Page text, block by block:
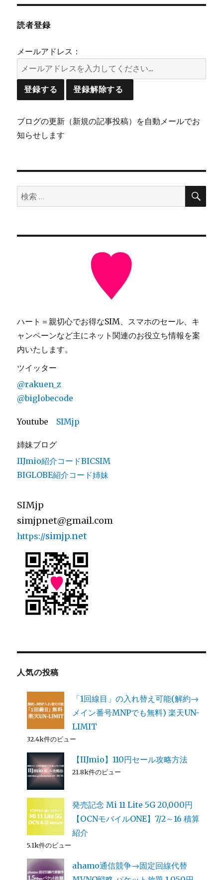
読者登録
メールアドレス：
ブログの更新（新規の記事投稿）を自動メールでお
知らせします
検
索:
検
ハート＝親切心でお得なSIM、スマホのセール、キ
ャンペーンなど主にネット関連のお役立ち情報を案
内いたします。
ツイッター
@rakuen_z
@biglobecode
Youtube SIMjp
姉妹ブログ
IIJmio紹介コードBICSIM
BIGLOBE紹介コード姉妹
SIMjp
simjpnet@gmail.com
https://simjp.net
人気の投稿
「1回線目」の入れ替え可能(解約→
メイン番号MNPでも無料) 楽天UN-
LIMIT
32.4k件のビュー
【IIJmio】110円セール攻略方法
21.8k件のビュー
発売記念 Mi 11 Lite 5G 20,000円
【OCNモバイルONE】7/2～16 積算
紹介
5.1k件のビュー
ahamo通信競争→固定回線代替